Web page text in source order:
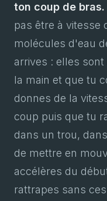
ton coup de bras.
pas être à vitesse
molécules d'eau
arrives : elles
la main et que tu
donnes de la
coup puis que tu
dans un trou,
de mettre en
accélères du
rattrapes sans